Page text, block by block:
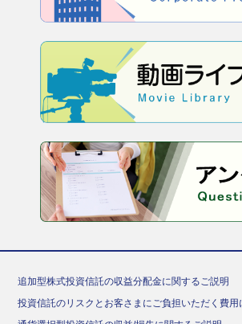
追加型株式投資信託の収益分配金に関するご説明
投資信託のリスクとお客さまにご負担いただく費用